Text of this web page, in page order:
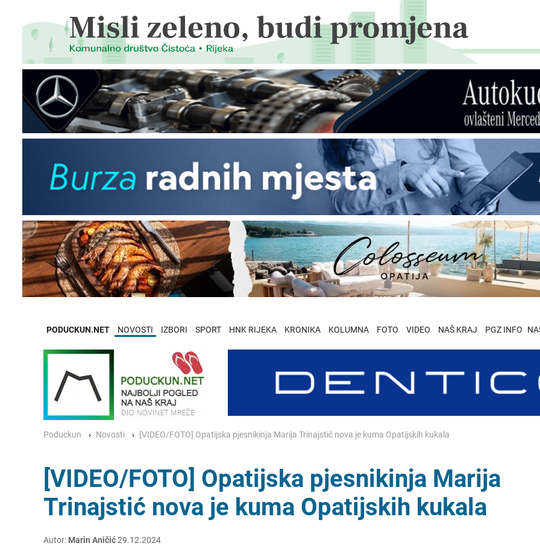
PODUCKUN.NET NOVOSTI IZBORI SPORT HNK RIJEKA KRONIKA KOLUMNA FOTO VIDEO NAŠ KRAJ PGZ INFO
Poduckun Novosti [VIDEO/FOTO] Opatijska pjesnikinja Marija Trinajstić nova je kuma Opatijskih kukala
[VIDEO/FOTO] Opatijska pjesnikinja Marija
Trinajstić nova je kuma Opatijskih kukala
Autor: Marin Aničić29.12.2024